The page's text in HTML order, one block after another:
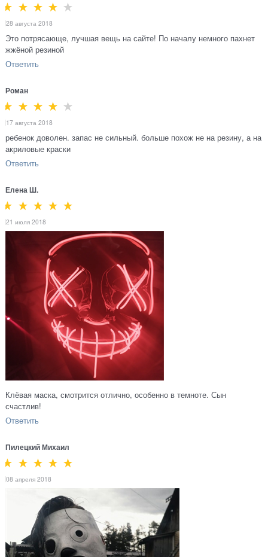
28 августа 2018
Это потрясающе, лучшая вещь на сайте! По началу немного пахнет
жжёной резиной
Ответить
Роман
17 августа 2018
ребенок доволен. запас не сильный. больше похож не на резину, а на
акриловые краски
Ответить
Елена Ш.
21 июля 2018
Клёвая маска, смотрится отлично, особенно в темноте. Сын
счастлив!
Ответить
Пилецкий Михаил
08 апреля 2018